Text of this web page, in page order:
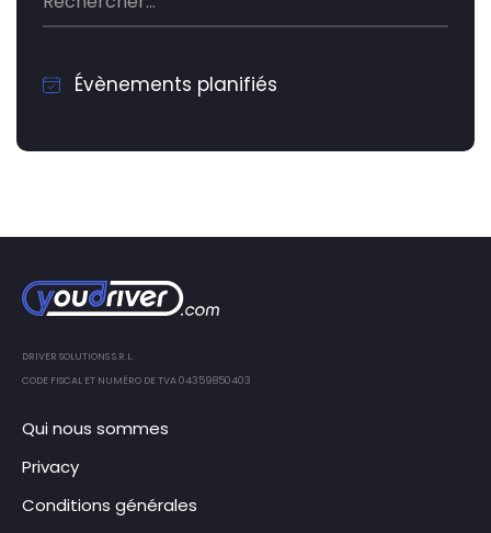
Évènements planifiés
DRIVER SOLUTIONS S.R.L.
CODE FISCAL ET NUMÉRO DE TVA 04359850403
Qui nous sommes
Privacy
Conditions générales